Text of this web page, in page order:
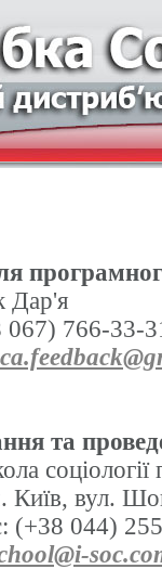
Дар'я
067) 766-33-
та
соціології
Київ, вул.
(+38 044)